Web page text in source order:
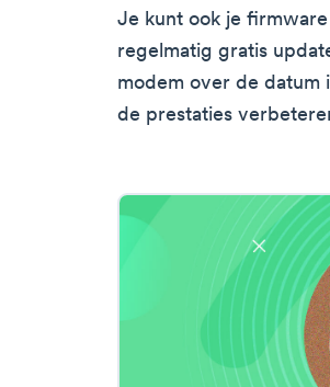
Je kunt ook je
regelmatig gratis
modem over de datum
de prestaties